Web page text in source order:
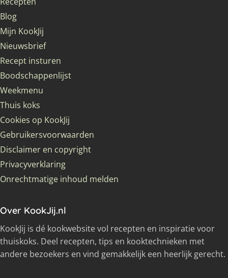
Blog
Mijn KookJij
Nieuwsbrief
Recept insturen
Boodschappenlijst
Weekmenu
Thuis koks
Cookies op KookJij
Gebruikersvoorwaarden
Disclaimer en copyright
Privacyverklaring
Onrechtmatige inhoud melden
Over KookJij.nl
KookJij is dé kookwebsite vol recepten en inspiratie voor
thuiskoks. Deel recepten, tips en kooktechnieken met
andere bezoekers en vind gemakkelijk een heerlijk gerecht.